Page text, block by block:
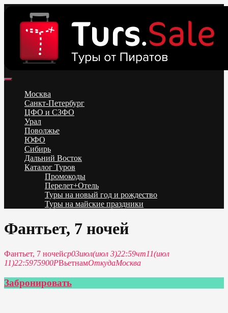
content
Низкие цены на путевки 3-7-10 ночей все включено, отдых на
море. Распродажа экскурсионных и горнолыжных туров.
Обновление каждый день. Официальный сайт Тур Сейл
Москва
Санкт-Петербург
ЦФО и СЗФО
Урал
Поволжье
ЮФО
Сибирь
Дальний Восток
Каталог Туров
Промокоды
Перелет+Отель
Туры на новый год и рождество
Туры на майские праздники
Фантьет, 7 ночей
Фантьет, 7 ночейср03июл(июл 3)22:59чт11(июл
11)22:5975900РВьетнамОткудаМосква
Забронировать